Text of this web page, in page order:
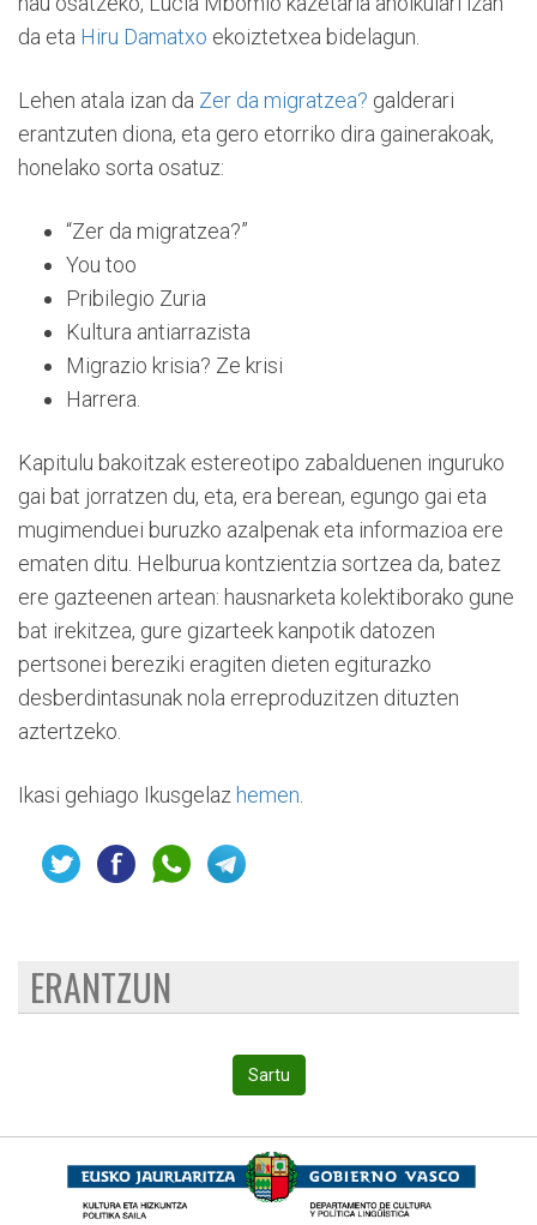
da eta Hiru Damatxo ekoiztetxea bidelagun.
Lehen atala izan da Zer da migratzea? galderari
erantzuten diona, eta gero etorriko dira gainerakoak,
honelako sorta osatuz:
“Zer da migratzea?”
You too
Pribilegio Zuria
Kultura antiarrazista
Migrazio krisia? Ze krisi
Harrera.
Kapitulu bakoitzak estereotipo zabalduenen inguruko
gai bat jorratzen du, eta, era berean, egungo gai eta
mugimenduei buruzko azalpenak eta informazioa ere
ematen ditu. Helburua kontzientzia sortzea da, batez
ere gazteenen artean: hausnarketa kolektiborako gune
bat irekitzea, gure gizarteek kanpotik datozen
pertsonei bereziki eragiten dieten egiturazko
desberdintasunak nola erreproduzitzen dituzten
aztertzeko.
Ikasi gehiago Ikusgelaz hemen
ERANTZUN
Sartu